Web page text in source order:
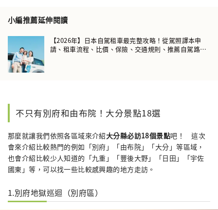
小編推薦延伸閱讀
【2026年】日本自駕租車最完整攻略！從駕照譯本申
請、租車流程、比價、保險、交通規則、推薦自駕路線
不只有別府和由布院！大分景點18選
那麼就讓我們依照各區域來介紹大分縣必訪18個景點吧！ 這次
會來介紹比較熱門的例如「別府」「由布院」「大分」等區域，
也會介紹比較少人知道的「九重」「豐後大野」「日田」「宇佐
國東」等，可以找一些比較感興趣的地方走訪。
1.別府地獄巡迴（別府區）